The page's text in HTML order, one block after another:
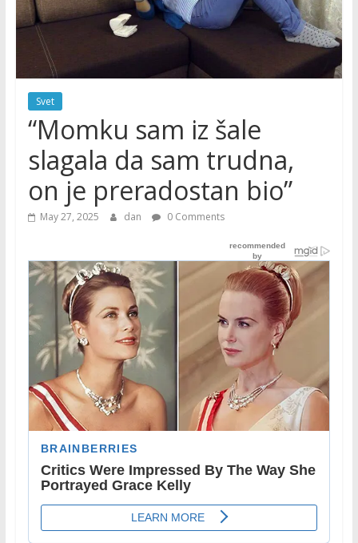
Svet
“Momku sam iz šale
slagala da sam trudna,
on je preradostan bio”
May 27, 2025 dan 0 Comments